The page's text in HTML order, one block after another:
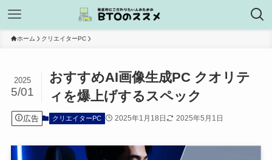
ホーム クリエイターPC
おすすめAI画像生成PC クオリテ
ィを爆上げするスペック
2025
5/01
広告 クリエイターPC 2025年1月18日 2025年5月1日